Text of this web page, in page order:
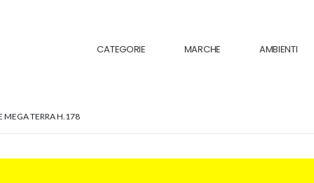
CATEGORIE MARCHE AMBIENTI
MEGA TERRA H.178